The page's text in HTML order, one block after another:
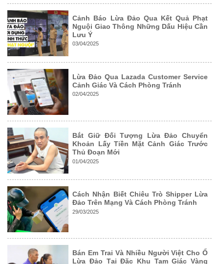
Cảnh Báo Lừa Đảo Qua Kết Quả Phạt
Nguội Giao Thông Những Dấu Hiệu Cần
Lưu Ý
03/04/2025
Lừa Đảo Qua Lazada Customer Service
Cảnh Giác Và Cách Phòng Tránh
02/04/2025
Bắt Giữ Đối Tượng Lừa Đảo Chuyển
Khoản Lấy Tiền Mặt Cảnh Giác Trước
Thủ Đoạn Mới
01/04/2025
Cách Nhận Biết Chiêu Trò Shipper Lừa
Đảo Trên Mạng Và Cách Phòng Tránh
29/03/2025
Bán Em Trai Và Nhiều Người Việt Cho Ổ
Lừa Đảo Tại Đặc Khu Tam Giác Vàng